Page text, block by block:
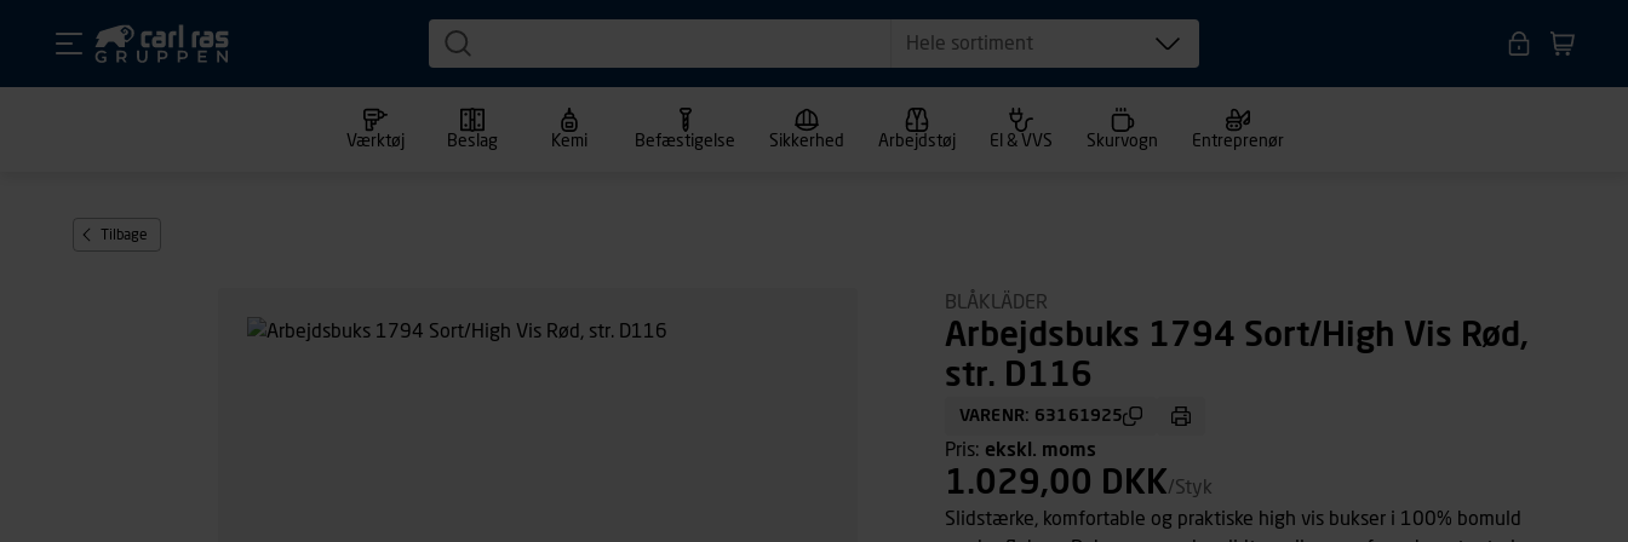
Hele sortiment
Værktøj Beslag Kemi Befæstigelse Sikkerhed Arbejdstøj El & VVS Skurvogn Entreprenør
Tilbage
BLÅKLÄDER
Arbejdsbuks 1794 Sort/High Vis Rød,
str. D116
VARENR: 63161925
Pris: ekskl. moms
1.029,00 DKK/Styk
Slidstærke, komfortable og praktiske high vis bukser i 100% bomuld